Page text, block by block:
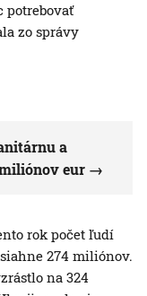
potrebovať
zo správy
a
eur
rok počet ľudí
274 miliónov.
na 324